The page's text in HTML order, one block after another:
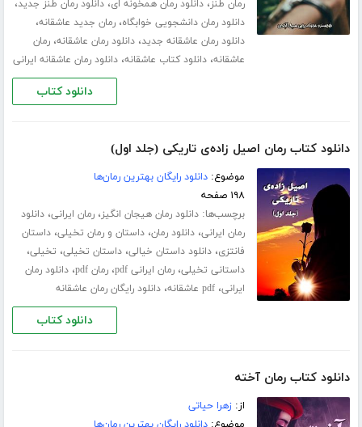
رمان طنز،دانلود رمان همخونه ای،دانلود رمان طنز جدید،
دانلود رمان دانشجویی خوابگاه،رمان جدید عاشقانه،
دانلود رمان عاشقانه جدید،دانلود رمان عاشقانه،رمان
عاشقانه،دانلود کتاب عاشقانه،دانلود رمان عاشقانه ایرانی
دانلود کتاب
دانلود کتاب رمان اصیل زاده‌ی تاریکی (جلد اول)
موضوع:دانلود رایگان بهترین رمان‌ها
۱۹۸ صفحه
برچسب‌ها:دانلود رمان هیجان انگیز،رمان ایرانی،دانلود
رمان ایرانی،دانلود رمان،داستان و رمان تخیلی،داستان
فانتزی،دانلود داستان خیالی،داستان تخیلی، تخیلی،
داستانی تخیلی،رمان ایرانی pdf ،رمان pdf ،دانلود رمان
ایرانی،pdf عاشقانه ،دانلود رایگان رمان عاشقانه
دانلود کتاب
دانلود کتاب رمان آخته
از:زهرا حیاتی